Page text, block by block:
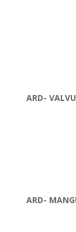
ARD-
ARD-